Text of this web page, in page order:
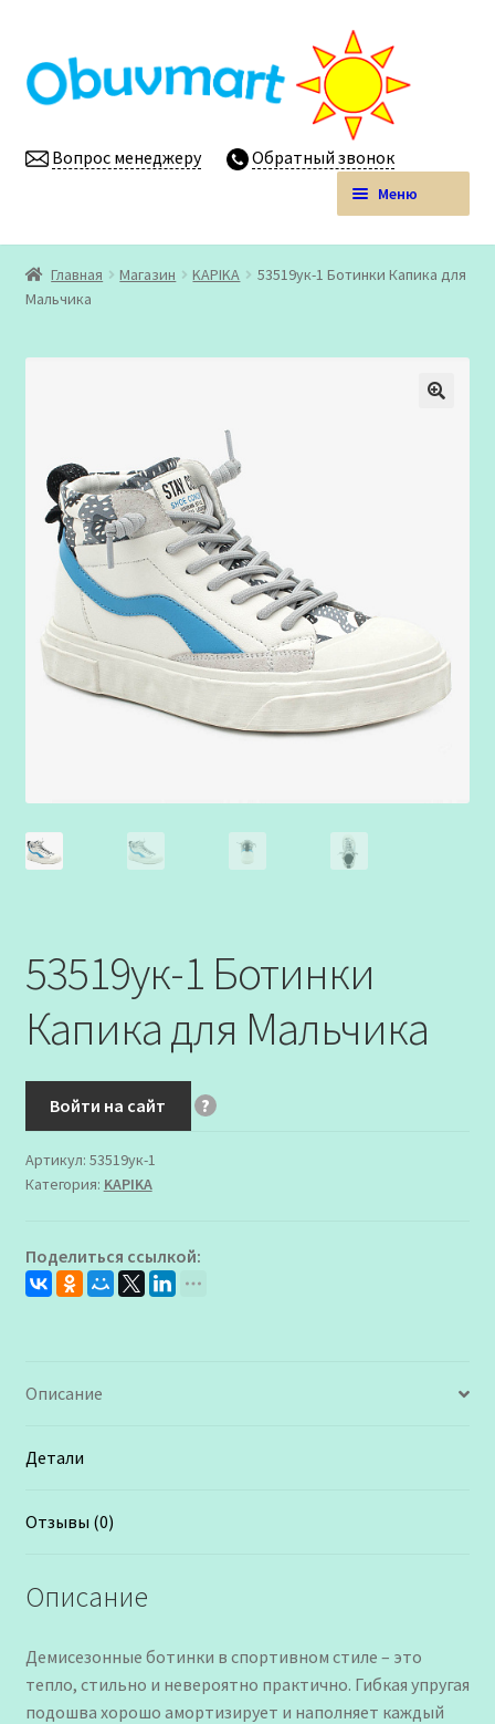
к
навигации
к
содержимому
Вопрос менеджеру Обратный звонок
Меню
Obuvmart.pro | Детская обувь мелким оптом
Магазин
меню
Личный кабинет
Главная Магазин KAPIKA
53519ук-1 Ботинки Капика для
Мальчика
53519ук-1 Ботинки
Капика для Мальчика
Войти на сайт ?
Артикул: 53519ук-1
Категория: KAPIKA
Поделиться ссылкой:
Описание
Детали
Отзывы (0)
Описание
Демисезонные ботинки в спортивном стиле – это
тепло, стильно и невероятно практично. Гибкая упругая
подошва хорошо амортизирует и наполняет каждый